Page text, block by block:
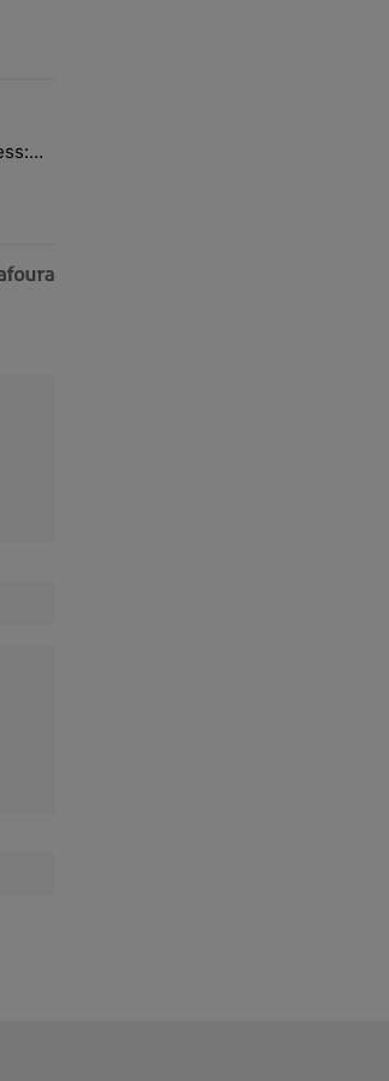
7 days.
mit 2 kommentare.
Calls bei Situational Awareness: Alles